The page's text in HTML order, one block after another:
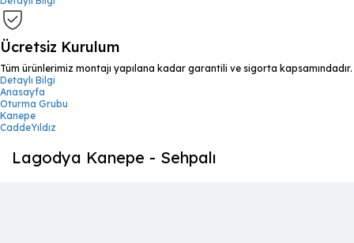
Ücretsiz Kurulum
Tüm ürünlerimiz montajı yapılana kadar garantili ve sigorta kapsamındadır.
Detaylı Bilgi
Anasayfa
Oturma Grubu
Kanepe
CaddeYıldız
Lagodya Kanepe - Sehpalı